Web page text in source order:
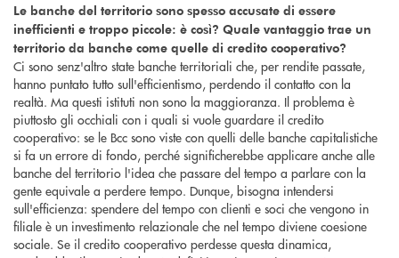
Le banche del territorio sono spesso accusate di essere
inefficienti e troppo piccole: è così? Quale vantaggio trae un
territorio da banche come quelle di credito cooperativo?
Ci sono senz'altro state banche territoriali che, per rendite passate,
hanno puntato tutto sull'efficientismo, perdendo il contatto con la
realtà. Ma questi istituti non sono la maggioranza. Il problema è
piuttosto gli occhiali con i quali si vuole guardare il credito
cooperativo: se le Bcc sono viste con quelli delle banche capitalistiche
si fa un errore di fondo, perché significherebbe applicare anche alle
banche del territorio l'idea che passare del tempo a parlare con la
gente equivale a perdere tempo. Dunque, bisogna intendersi
sull'efficienza: spendere del tempo con clienti e soci che vengono in
filiale è un investimento relazionale che nel tempo diviene coesione
sociale. Se il credito cooperativo perdesse questa dinamica,